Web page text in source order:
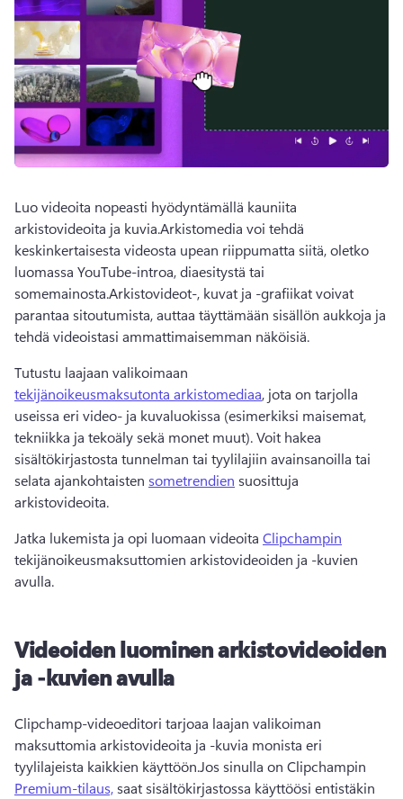
Luo videoita nopeasti hyödyntämällä kauniita
arkistovideoita ja kuvia.Arkistomedia voi tehdä
keskinkertaisesta videosta upean riippumatta siitä, oletko
luomassa YouTube-introa, diaesitystä tai
somemainosta.Arkistovideot-, kuvat ja -grafiikat voivat
parantaa sitoutumista, auttaa täyttämään sisällön aukkoja ja
tehdä videoistasi ammattimaisemman näköisiä.
Tutustu laajaan valikoimaan
tekijänoikeusmaksutonta arkistomediaa, jota on tarjolla
useissa eri video- ja kuvaluokissa (esimerkiksi maisemat,
tekniikka ja tekoäly sekä monet muut). Voit hakea
sisältökirjastosta tunnelman tai tyylilajiin avainsanoilla tai
selata ajankohtaisten sometrendien suosittuja
arkistovideoita.
Jatka lukemista ja opi luomaan videoita Clipchampin
tekijänoikeusmaksuttomien arkistovideoiden ja -kuvien
avulla.
Videoiden luominen arkistovideoiden
ja -kuvien avulla
Clipchamp-videoeditori tarjoaa laajan valikoiman
maksuttomia arkistovideoita ja -kuvia monista eri
tyylilajeista kaikkien käyttöön.Jos sinulla on Clipchampin
Premium-tilaus, saat sisältökirjastossa käyttöösi entistäkin